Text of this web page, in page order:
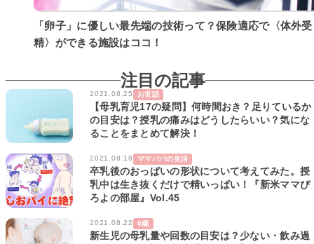
「卵子」に優しい最先端の技術って？保険適応で〈体外受
精〉ができる施設はココ！
注目の記事
2021.08.25 お世話
【母乳育児17の疑問】何時間おき？足りているか
の目安は？授乳の痛みはどうしたらいい？気にな
ることをまとめて解決！
2021.08.18 ママパパの生活
卒乳後のおっぱいの形状について考えてみた。授
乳中は生き抜くだけで精いっぱい！『新米ママぴ
ろよの部屋』Vol.45
2021.08.22 0歳
新生児の母乳量や回数の目安は？少ない・飲み過